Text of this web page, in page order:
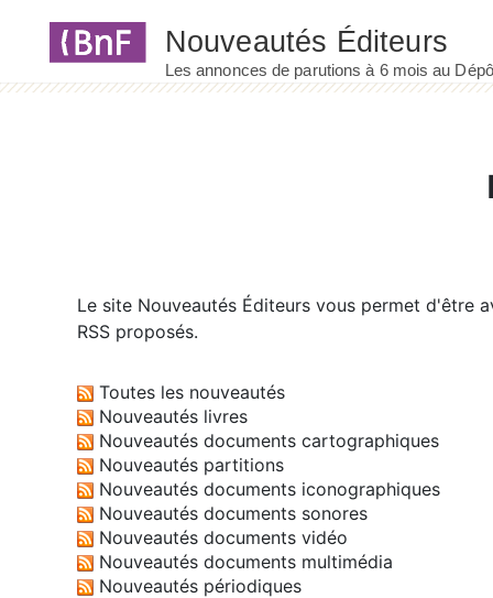
Le site Nouveautés Éditeurs vous permet d'être
RSS proposés.
Toutes les nouveautés
Nouveautés livres
Nouveautés documents cartographiques
Nouveautés partitions
Nouveautés documents iconographiques
Nouveautés documents sonores
Nouveautés documents vidéo
Nouveautés documents multimédia
Nouveautés périodiques